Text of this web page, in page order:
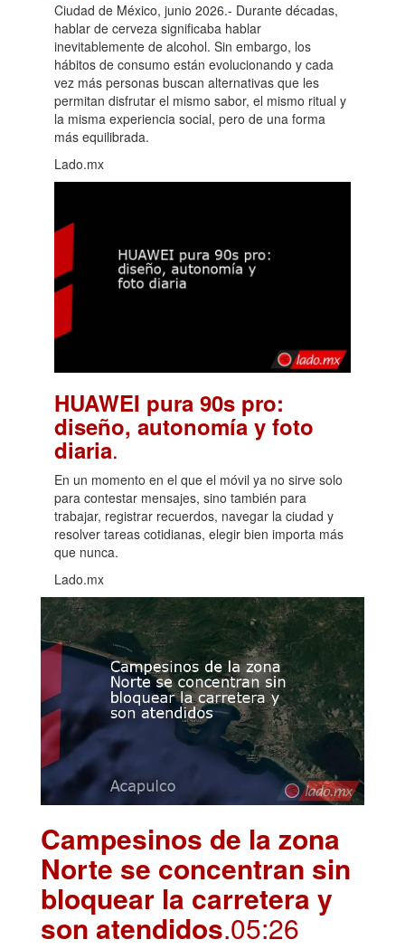
Ciudad de México, junio 2026.- Durante décadas,
hablar de cerveza significaba hablar
inevitablemente de alcohol. Sin embargo, los
hábitos de consumo están evolucionando y cada
vez más personas buscan alternativas que les
permitan disfrutar el mismo sabor, el mismo ritual y
la misma experiencia social, pero de una forma
más equilibrada.
Lado.mx
HUAWEI pura 90s pro:
diseño, autonomía y foto
diaria.
En un momento en el que el móvil ya no sirve solo
para contestar mensajes, sino también para
trabajar, registrar recuerdos, navegar la ciudad y
resolver tareas cotidianas, elegir bien importa más
que nunca.
Lado.mx
Campesinos de la zona
Norte se concentran sin
bloquear la carretera y
son atendidos.05:26